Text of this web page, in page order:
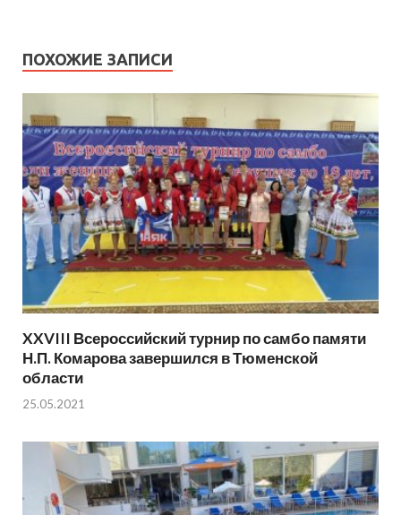
ПОХОЖИЕ ЗАПИСИ
XXVIII Всероссийский турнир по самбо памяти
Н.П. Комарова завершился в Тюменской
области
25.05.2021